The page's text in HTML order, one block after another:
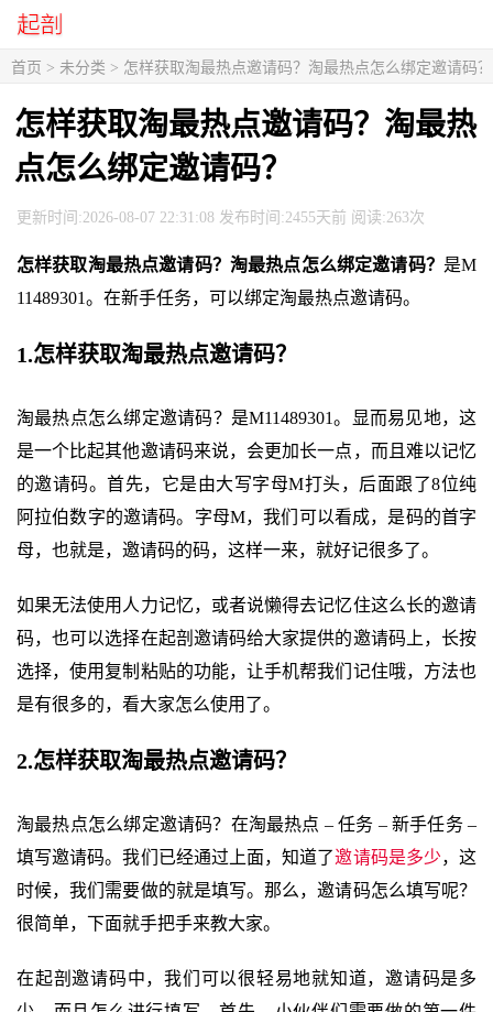
首页 > 未分类 > 怎样获取淘最热点邀请码？淘最热点怎么绑定邀请码？
怎样获取淘最热点邀请码？淘最热
点怎么绑定邀请码？
更新时间:2026-08-07 22:31:08 发布时间:2455天前 阅读:263次
怎样获取淘最热点邀请码？淘最热点怎么绑定邀请码？ 是M
11489301。在新手任务，可以绑定淘最热点邀请码。
1.怎样获取淘最热点邀请码？
淘最热点怎么绑定邀请码？是M11489301。显而易见地，这
是一个比起其他邀请码来说，会更加长一点，而且难以记忆
的邀请码。首先，它是由大写字母M打头，后面跟了8位纯
阿拉伯数字的邀请码。字母M，我们可以看成，是码的首字
母，也就是，邀请码的码，这样一来，就好记很多了。
如果无法使用人力记忆，或者说懒得去记忆住这么长的邀请
码，也可以选择在起剖邀请码给大家提供的邀请码上，长按
选择，使用复制粘贴的功能，让手机帮我们记住哦，方法也
是有很多的，看大家怎么使用了。
2.怎样获取淘最热点邀请码？
淘最热点怎么绑定邀请码？在淘最热点 – 任务 – 新手任务 –
填写邀请码。我们已经通过上面，知道了邀请码是多少，这
时候，我们需要做的就是填写。那么，邀请码怎么填写呢？
很简单，下面就手把手来教大家。
在起剖邀请码中，我们可以很轻易地就知道，邀请码是多